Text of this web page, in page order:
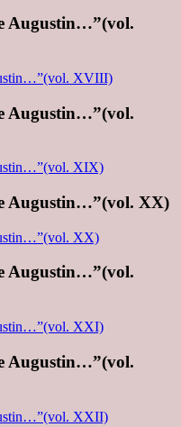
Augustin…”(vol.
Augustin…”(vol.
Augustin…”(vol. XX)
Augustin…”(vol.
Augustin…”(vol.